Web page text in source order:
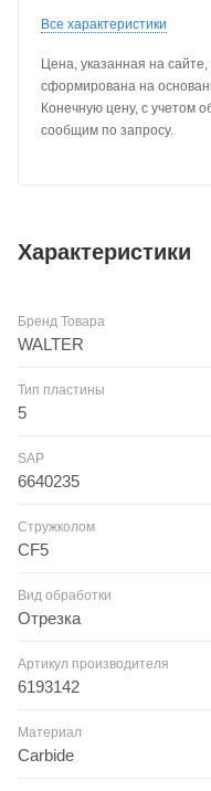
Все характеристики
Цена, указанная на
сформирована на
Конечную цену, с учетом
сообщим по запросу.
Характеристики
Бренд Товара
WALTER
Тип пластины
5
SAP
6640235
Стружколом
CF5
Вид обработки
Отрезка
Артикул производителя
6193142
Материал
Carbide